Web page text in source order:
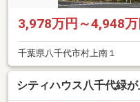
3,978万円～4,948万
千葉県八千代市村上南１
シティハウス八千代緑